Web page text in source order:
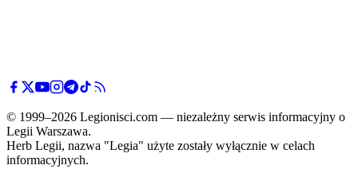
© 1999–2026 Legionisci.com — niezależny serwis informacyjny o
Legii Warszawa.
Herb Legii, nazwa "Legia" użyte zostały wyłącznie w celach
informacyjnych.